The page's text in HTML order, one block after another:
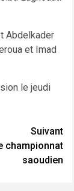
Abdelkader
et Imad
le jeudi
Suivant
championnat
saoudien